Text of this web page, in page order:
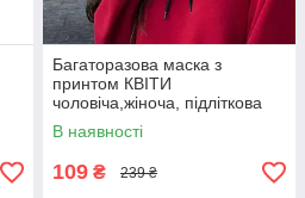
Багаторазова маска з
принтом КВІТИ
чоловіча,жіноча, підліткова
В наявності
109 ₴ 239 ₴